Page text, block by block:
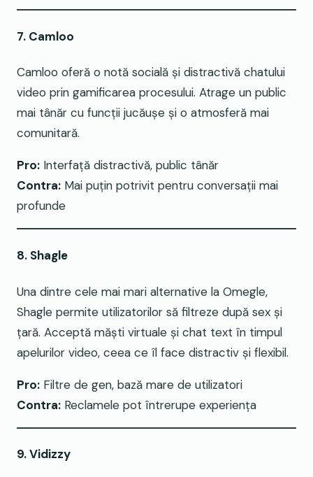
7. Camloo
Camloo oferă o notă socială și distractivă chatului
video prin gamificarea procesului. Atrage un public
mai tânăr cu funcții jucăușe și o atmosferă mai
comunitară.
Pro: Interfață distractivă, public tânăr
Contra: Mai puțin potrivit pentru conversații mai
profunde
8. Shagle
Una dintre cele mai mari alternative la Omegle,
Shagle permite utilizatorilor să filtreze după sex și
țară. Acceptă măști virtuale și chat text în timpul
apelurilor video, ceea ce îl face distractiv și flexibil.
Pro: Filtre de gen, bază mare de utilizatori
Contra: Reclamele pot întrerupe experiența
9. Vidizzy